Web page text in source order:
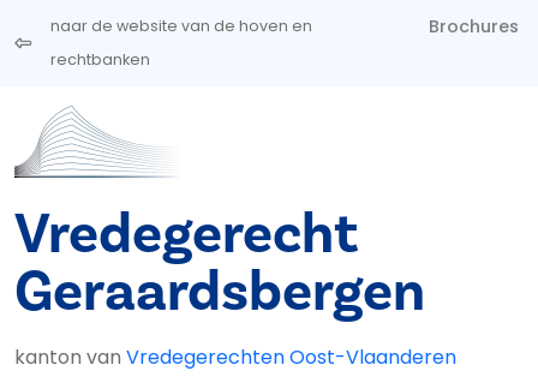
Overslaan en naar de inhoud gaan
naar de website van de hoven en
rechtbanken
Brochures
Vredegerecht
Geraardsbergen
kanton van Vredegerechten Oost-Vlaanderen